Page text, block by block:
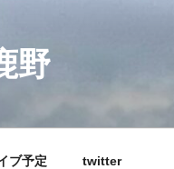
野
ブ予定 twitter